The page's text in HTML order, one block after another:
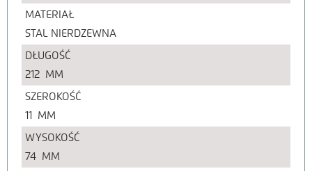
MATERIAŁ
STAL NIERDZEWNA
DŁUGOŚĆ
212 MM
SZEROKOŚĆ
11 MM
WYSOKOŚĆ
74 MM